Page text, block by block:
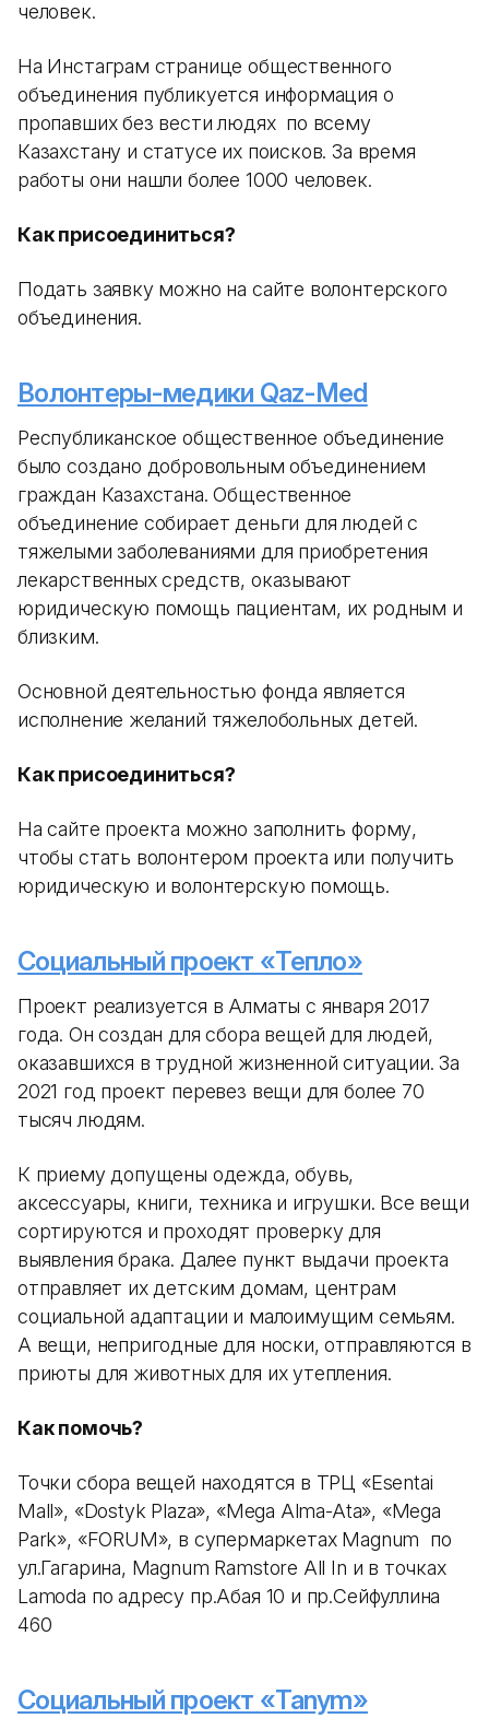
человек.
На Инстаграм странице общественного
объединения публикуется информация о
пропавших без вести людях по всему
Казахстану и статусе их поисков. За время
работы они нашли более 1000 человек.
Как присоединиться?
Подать заявку можно на сайте волонтерского
объединения.
Волонтеры-медики Qaz-Med
Республиканское общественное объединение
было создано добровольным объединением
граждан Казахстана. Общественное
объединение собирает деньги для людей с
тяжелыми заболеваниями для приобретения
лекарственных средств, оказывают
юридическую помощь пациентам, их родным и
близким.
Основной деятельностью фонда является
исполнение желаний тяжелобольных детей.
Как присоединиться?
На сайте проекта можно заполнить форму,
чтобы стать волонтером проекта или получить
юридическую и волонтерскую помощь.
Социальный проект «Тепло»
Проект реализуется в Алматы с января 2017
года. Он создан для сбора вещей для людей,
оказавшихся в трудной жизненной ситуации. За
2021 год проект перевез вещи для более 70
тысяч людям.
К приему допущены одежда, обувь,
аксессуары, книги, техника и игрушки. Все вещи
сортируются и проходят проверку для
выявления брака. Далее пункт выдачи проекта
отправляет их детским домам, центрам
социальной адаптации и малоимущим семьям.
А вещи, непригодные для носки, отправляются в
приюты для животных для их утепления.
Как помочь?
Точки сбора вещей находятся в ТРЦ «Esentai
Mall», «Dostyk Plaza», «Mega Alma-Ata», «Mega
Park», «FORUM», в супермаркетах Magnum по
ул.Гагарина, Magnum Ramstore All In и в точках
Lamoda по адресу пр.Абая 10 и пр.Сейфуллина
460
Социальный проект «Tanym»